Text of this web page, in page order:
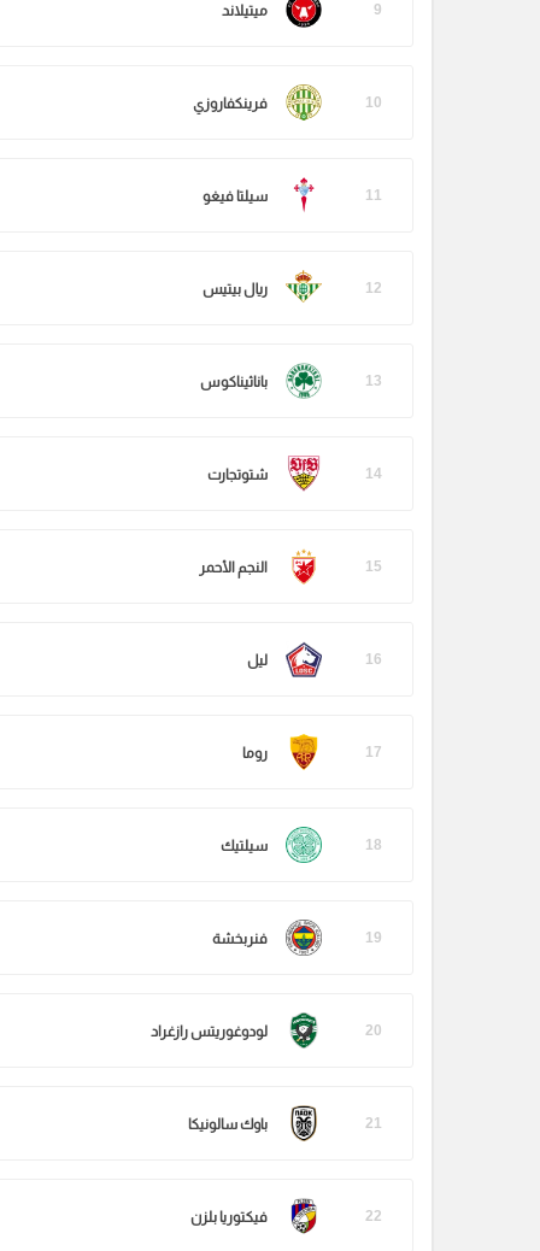
9 ميتيلاند
10 فرينكفاروزي
11 سيلتا فيغو
12 ريال بيتيس
13 باناثيناكوس
14 شتوتجارت
15 النجم الأحمر
16 ليل
17 روما
18 سيلتيك
19 فنربخشة
20 لودوغوريتس رازغراد
21 باوك سالونيكا
22 فيكتوريا بلزن